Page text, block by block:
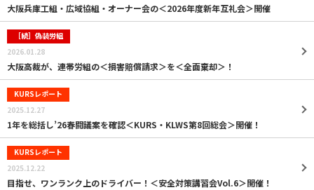
大阪兵庫工組・広域協組・オーナー会の＜2026年度新年互礼会＞開催
［続］偽装労組
2026.01.28
大阪高裁が、連帯労組の＜損害賠償請求＞を＜全面棄却＞！
KURSレポート
2025.12.27
1年を総括し’26春闘議案を確認＜KURS・KLWS第8回総会＞開催！
KURSレポート
2025.12.22
目指せ、ワンランク上のドライバー！＜安全対策講習会Vol.6＞開催！